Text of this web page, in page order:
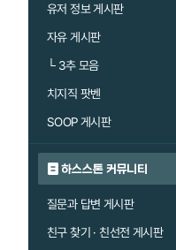
유저 정보 게시판
자유 게시판
└3추 모음
치지직 팟벤
SOOP 게시판
하스스톤 커뮤니티
질문과 답변 게시판
친구 찾기 · 친선전 게시판